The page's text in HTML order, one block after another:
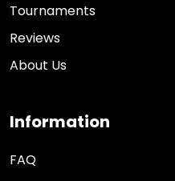
Tournaments
Reviews
About Us
Information
FAQ